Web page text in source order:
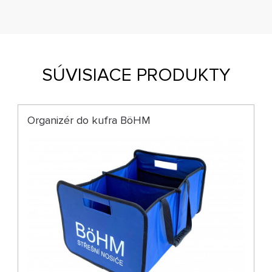
SÚVISIACE PRODUKTY
Organizér do kufra BöHM